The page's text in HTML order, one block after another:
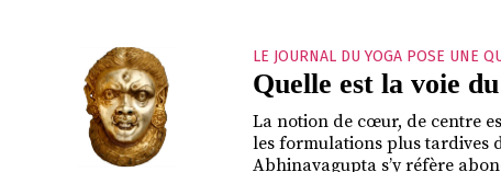
LE JOURNAL DU YOGA POSE UNE
Quelle est la voie
La notion de cœur, de centre
les formulations plus tardives
Abhinavagupta s’y réfère